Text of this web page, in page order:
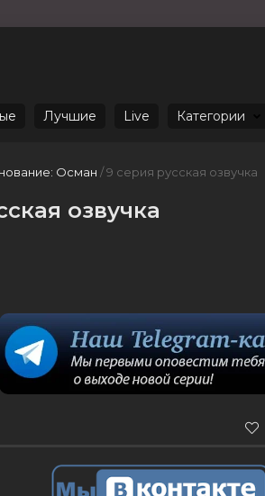
Лучшие Live Категории
Осман / 9 серия русская озвучка
озвучка